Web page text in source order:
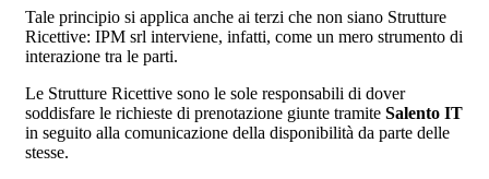
Tale principio si applica anche ai terzi che non siano Strutture
Ricettive: IPM srl interviene, infatti, come un mero strumento di
interazione tra le parti.
Le Strutture Ricettive sono le sole responsabili di dover
soddisfare le richieste di prenotazione giunte tramite Salento IT
in seguito alla comunicazione della disponibilità da parte delle
stesse.